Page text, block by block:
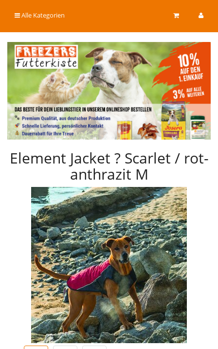
Alle Kategorien
Element Jacket ? Scarlet / rot-
anthrazit M